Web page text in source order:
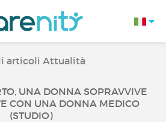
articoli Attualità
UNA DONNA SOPRAVVIVE
CON UNA DONNA MEDICO
(STUDIO)